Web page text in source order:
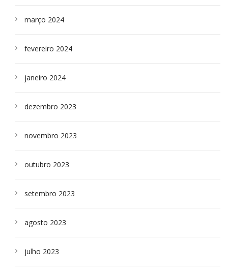
março 2024
fevereiro 2024
janeiro 2024
dezembro 2023
novembro 2023
outubro 2023
setembro 2023
agosto 2023
julho 2023